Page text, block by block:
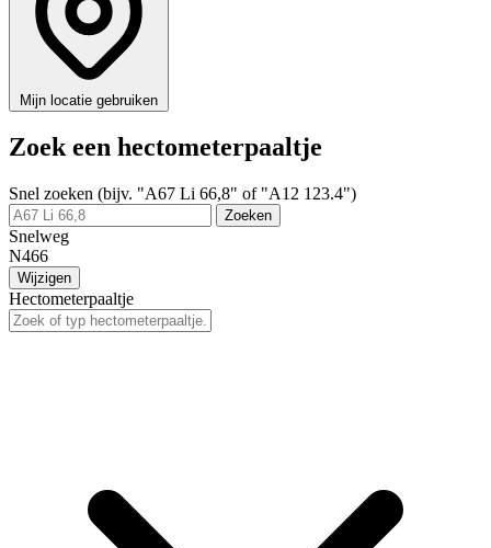
Mijn locatie gebruiken
Zoek een hectometerpaaltje
Snel zoeken (bijv. "A67 Li 66,8" of "A12 123.4")
Zoeken
Snelweg
N466
Wijzigen
Hectometerpaaltje